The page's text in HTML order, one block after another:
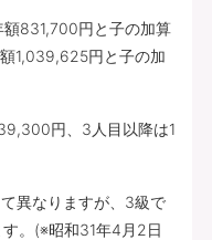
831,700円と子の加算
1,039,625円と子の加
円、3人目以降は1
異なりますが、3級で
。(※昭和31年4月2日